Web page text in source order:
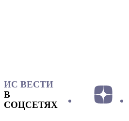
ИС ВЕСТИ
В
СОЦСЕТЯХ